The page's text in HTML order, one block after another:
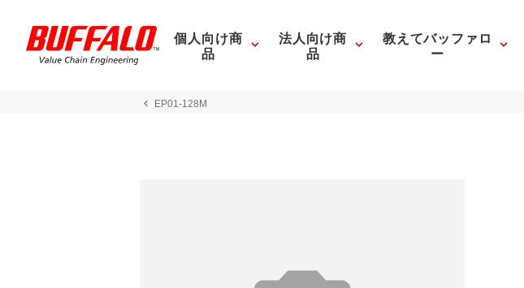
個人向け商
品
法人向け商
品
教えてバッファロ
ー
EP01-128M